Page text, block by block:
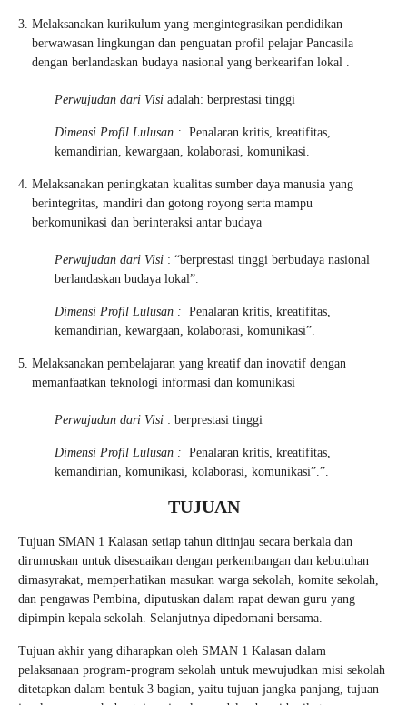
Melaksanakan kurikulum yang mengintegrasikan pendidikan
berwawasan lingkungan dan penguatan profil pelajar Pancasila
dengan berlandaskan budaya nasional yang berkearifan lokal .
Perwujudan dari Visi adalah: berprestasi tinggi
Dimensi Profil Lulusan : Penalaran kritis, kreatifitas,
kemandirian, kewargaan, kolaborasi, komunikasi.
Melaksanakan peningkatan kualitas sumber daya manusia yang
berintegritas, mandiri dan gotong royong serta mampu
berkomunikasi dan berinteraksi antar budaya
Perwujudan dari Visi : “berprestasi tinggi berbudaya nasional
berlandaskan budaya lokal”.
Dimensi Profil Lulusan : Penalaran kritis, kreatifitas,
kemandirian, kewargaan, kolaborasi, komunikasi”.
Melaksanakan pembelajaran yang kreatif dan inovatif dengan
memanfaatkan teknologi informasi dan komunikasi
Perwujudan dari Visi : berprestasi tinggi
Dimensi Profil Lulusan : Penalaran kritis, kreatifitas,
kemandirian, komunikasi, kolaborasi, komunikasi”.”.
TUJUAN
Tujuan SMAN 1 Kalasan setiap tahun ditinjau secara berkala dan
dirumuskan untuk disesuaikan dengan perkembangan dan kebutuhan
dimasyrakat, memperhatikan masukan warga sekolah, komite sekolah,
dan pengawas Pembina, diputuskan dalam rapat dewan guru yang
dipimpin kepala sekolah. Selanjutnya dipedomani bersama.
Tujuan akhir yang diharapkan oleh SMAN 1 Kalasan dalam
pelaksanaan program-program sekolah untuk mewujudkan misi sekolah
ditetapkan dalam bentuk 3 bagian, yaitu tujuan jangka panjang, tujuan